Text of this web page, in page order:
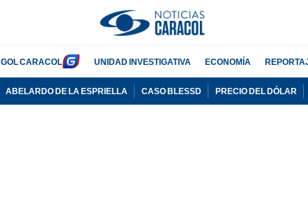
GOL CARACOL UNIDAD INVESTIGATIVA ECONOMÍA
ABELARDO DE LA ESPRIELLA CASO BLESSD PRECIO DEL DÓLAR